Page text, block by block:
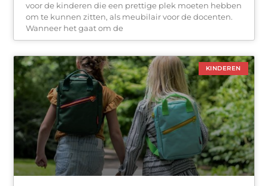
voor de kinderen die een prettige plek moeten hebben
om te kunnen zitten, als meubilair voor de docenten.
Wanneer het gaat om de
KINDEREN